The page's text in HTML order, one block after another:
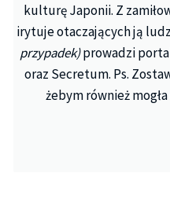
kulturę Japonii. Z
irytuje otaczających ją
przypadek)prowadzi
oraz Secretum. Ps.
żebym również